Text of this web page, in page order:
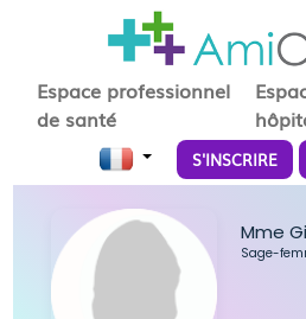
Espace professionnel
de santé
S'INSCRIRE
Mme
Sage-